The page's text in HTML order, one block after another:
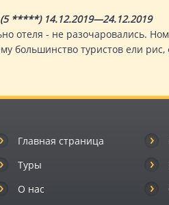
*****) 14.12.2019—24.12.2019
отеля - не разочаровались.
большинство туристов ели
Главная страница
Туры
О нас